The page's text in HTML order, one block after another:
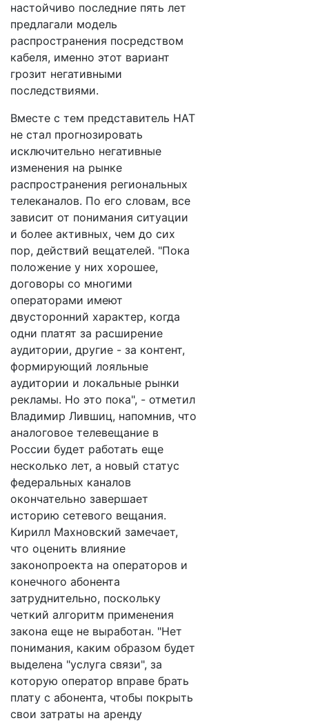
настойчиво последние пять лет
предлагали модель
распространения посредством
кабеля, именно этот вариант
грозит негативными
последствиями.
Вместе с тем представитель НАТ
не стал прогнозировать
исключительно негативные
изменения на рынке
распространения региональных
телеканалов. По его словам, все
зависит от понимания ситуации
и более активных, чем до сих
пор, действий вещателей. "Пока
положение у них хорошее,
договоры со многими
операторами имеют
двусторонний характер, когда
одни платят за расширение
аудитории, другие - за контент,
формирующий лояльные
аудитории и локальные рынки
рекламы. Но это пока", - отметил
Владимир Лившиц, напомнив, что
аналоговое телевещание в
России будет работать еще
несколько лет, а новый статус
федеральных каналов
окончательно завершает
историю сетевого вещания.
Кирилл Махновский замечает,
что оценить влияние
законопроекта на операторов и
конечного абонента
затруднительно, поскольку
четкий алгоритм применения
закона еще не выработан. "Нет
понимания, каким образом будет
выделена "услуга связи", за
которую оператор вправе брать
плату с абонента, чтобы покрыть
свои затраты на аренду